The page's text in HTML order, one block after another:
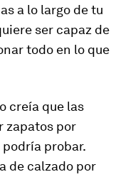
a lo largo de tu
ser capaz de
todo en lo que
creía que las
zapatos por
probar.
de calzado por